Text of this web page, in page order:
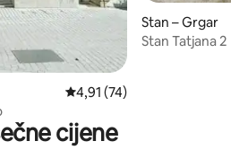
Prosječna ocjena: 4,91/5,
4,91 (74)
Stan – Grgar
Stan Tatjana 2
cijene